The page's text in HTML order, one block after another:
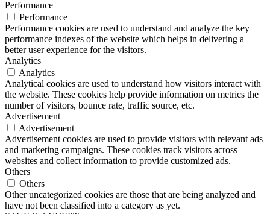
Performance
Performance
Performance cookies are used to understand and analyze the key
performance indexes of the website which helps in delivering a
better user experience for the visitors.
Analytics
Analytics
Analytical cookies are used to understand how visitors interact with
the website. These cookies help provide information on metrics the
number of visitors, bounce rate, traffic source, etc.
Advertisement
Advertisement
Advertisement cookies are used to provide visitors with relevant ads
and marketing campaigns. These cookies track visitors across
websites and collect information to provide customized ads.
Others
Others
Other uncategorized cookies are those that are being analyzed and
have not been classified into a category as yet.